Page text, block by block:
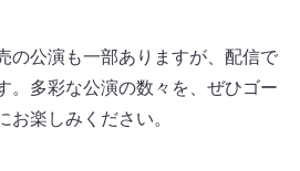
の公演も一部ありますが、配信で
。多彩な公演の数々を、ぜひゴー
お楽しみください。